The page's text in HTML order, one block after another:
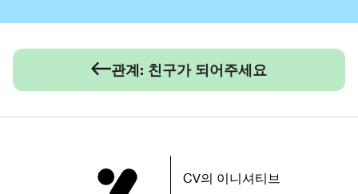
관계: 친구가 되어주세요
CV의 이니셔티브